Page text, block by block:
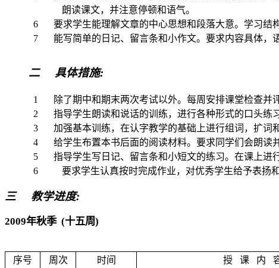
朗读课文，并注意停顿和语气。
6
要求学生能理解文章的中心思想和段落大意。学习结
7
能写简单的日记、留言条和小作文。要求内容具体，
二 具体措施:
1
除了期中和期末两次考试以外。每周安排课堂检查并
2
指导学生朗读和说话的训练，进行各种形式的口头练
3
加强基本训练，在认字教学的基础上进行组词，扩词
4
给学生布置本书后面的阅读材料。要求同学们会朗读
5
指导学生写日记、留言条和小短文的练习。在课上进
6 要求学生认真按时完成作业，对优秀学生给予表扬
三 教学进度:
2009年秋季(十五周)
序号 周次 时间 授 课 内